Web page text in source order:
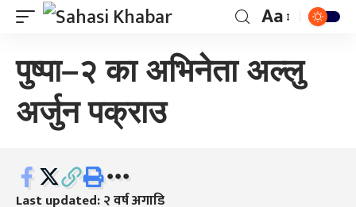
Aa
पुष्पा–२ का अभिनेता अल्लु
अर्जुन पक्राउ
Last updated: २ वर्ष अगाडि